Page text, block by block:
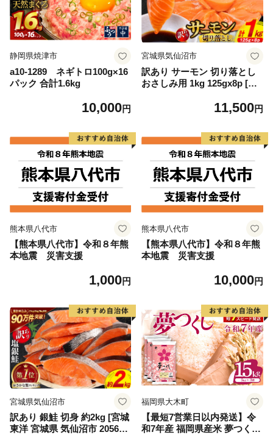
静岡県焼津市
a10-1289 ネギトロ100g×16
パック 合計1.6kg
10,000円
宮城県気仙沼市
訳あり サーモン 切り落とし
おさしみ用 1kg 125gx8p [足
4313] 魚 魚介類 鮭 お刺し身
介
11,500円
熊本県八代市
【熊本県八代市】令和８年熊
本地震 災害支援
1,000円
熊本県八代市
【熊本県八代市】令和８年熊
本地震 災害支援
10,000円
宮城県気仙沼市
訳あり 銀鮭 切身 約2kg [宮城
東洋 宮城県 気仙沼市 205649
福岡県大木町
【最短7営業日以内発送】令
和7年産 福岡県産米 夢つくし